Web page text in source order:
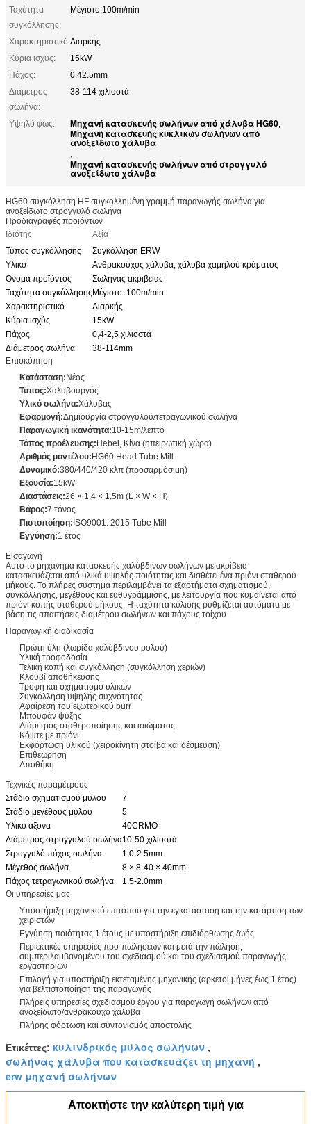
Ταχύτητα
συγκόλλησης:
Μέγιστο.100m/min
Χαρακτηριστικό:Διαρκής
Κύρια ισχύς:
15kW
Πάχος:
0.42.5mm
Διάμετρος
σωλήνα:
38-114 χιλιοστά
Υψηλό φως: Μηχανή κατασκευής σωλήνων από χάλυβα HG60,
Μηχανή κατασκευής κυκλικών σωλήνων από
ανοξείδωτο χάλυβα
,
Μηχανή κατασκευής σωλήνων από στρογγυλό
ανοξείδωτο χάλυβα
HG60 συγκόλληση HF συγκολλημένη γραμμή παραγωγής σωλήνα για
ανοξείδωτο στρογγυλό σωλήνα
Προδιαγραφές προϊόντων
Ιδιότης
Αξία
Τύπος συγκόλλησης
Συγκόλληση ERW
Υλικό
Ανθρακούχος χάλυβα, χάλυβα χαμηλού κράματος
Όνομα προϊόντος
Σωλήνας ακριβείας
Ταχύτητα συγκόλλησηςΜέγιστο. 100m/min
Χαρακτηριστικό
Διαρκής
Κύρια ισχύς
15kW
Πάχος
0,4-2,5 χιλιοστά
Διάμετρος σωλήνα
38-114mm
Επισκόπηση
Κατάσταση:Νέος
Τύπος:Χαλυβουργός
Υλικό σωλήνα:Χάλυβας
Εφαρμογή:Δημιουργία στρογγυλού/τετραγωνικού σωλήνα
Παραγωγική ικανότητα:10-15m/λεπτό
Τόπος προέλευσης:Hebei, Κίνα (ηπειρωτική χώρα)
Αριθμός μοντέλου:HG60 Head Tube Mill
Δυναμικό:380/440/420 κλπ (προσαρμόσιμη)
Εξουσία:15kW
Διαστάσεις:26 × 1,4 × 1,5m (L × W × H)
Βάρος:7 τόνος
Πιστοποίηση:ISO9001: 2015 Tube Mill
Εγγύηση:1 έτος
Εισαγωγή
Αυτό το μηχάνημα κατασκευής χαλύβδινων σωλήνων με ακρίβεια
κατασκευάζεται από υλικά υψηλής ποιότητας και διαθέτει ένα πριόνι σταθερού
μήκους. Το πλήρες σύστημα περιλαμβάνει τα εξαρτήματα σχηματισμού,
συγκόλλησης, μεγέθους και ευθυγράμμισης, με λειτουργία που κυμαίνεται από
πριόνι κοπής σταθερού μήκους. Η ταχύτητα κύλισης ρυθμίζεται αυτόματα με
βάση τις απαιτήσεις διαμέτρου σωλήνων και πάχους τοίχου.
Παραγωγική διαδικασία
Πρώτη ύλη (λωρίδα χαλύβδινου ρολού)
Υλική τροφοδοσία
Τελική κοπή και συγκόλληση (συγκόλληση χεριών)
Κλουβί αποθήκευσης
Τροφή και σχηματισμό υλικών
Συγκόλληση υψηλής συχνότητας
Αφαίρεση του εξωτερικού burr
Μπουφάν ψύξης
Διάμετρος σταθεροποίησης και ισιώματος
Κόψτε με πριόνι
Εκφόρτωση υλικού (χειροκίνητη στοίβα και δέσμευση)
Επιθεώρηση
Αποθήκη
Τεχνικές παραμέτρους
Στάδιο σχηματισμού μύλου
7
Στάδιο μεγέθους μύλου
5
Υλικό άξονα
40CRMO
Διάμετρος στρογγυλού σωλήνα10-50 χιλιοστά
Στρογγυλό πάχος σωλήνα
1.0-2.5mm
Μέγεθος σωλήνα
8 × 8-40 × 40mm
Πάχος τετραγωνικού σωλήνα
1.5-2.0mm
Οι υπηρεσίες μας
Υποστήριξη μηχανικού επιτόπου για την εγκατάσταση και την κατάρτιση των
χειριστών
Εγγύηση ποιότητας 1 έτους με υποστήριξη επιδιόρθωσης ζωής
Περιεκτικές υπηρεσίες προ-πωλήσεων και μετά την πώληση,
συμπεριλαμβανομένου του σχεδιασμού και του σχεδιασμού παραγωγής
εργαστηρίων
Επιλογή για υποστήριξη εκτεταμένης μηχανικής (αρκετοί μήνες έως 1 έτος)
για βελτιστοποίηση της παραγωγής
Πλήρεις υπηρεσίες σχεδιασμού έργου για παραγωγή σωλήνων από
ανοξείδωτο/ανθρακούχο χάλυβα
Πλήρης φόρτωση και συντονισμός αποστολής
Ετικέττες: κυλινδρικός μύλος σωλήνων ,
σωλήνας χάλυβα που κατασκευάζει τη μηχανή ,
erw μηχανή σωλήνων
Αποκτήστε την καλύτερη τιμή για